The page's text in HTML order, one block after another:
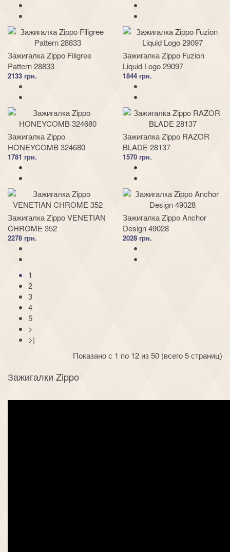
Зажигалка Zippo Filigree
Pattern 28833
2133 грн.
Зажигалка Zippo Fuzion
Liquid Logo 29097
1844 грн.
Зажигалка Zippo
HONEYCOMB 324680
1781 грн.
Зажигалка Zippo RAZOR
BLADE 28137
1570 грн.
Зажигалка Zippo VENETIAN
CHROME 352
2278 грн.
Зажигалка Zippo Anchor
Design 49028
2028 грн.
1
2
3
4
5
>
>|
Показано с 1 по 12 из 50 (всего 5 страниц)
Зажигалки Zippo